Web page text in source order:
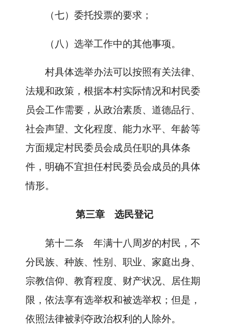
（七）委托投票的要求；
（八）选举工作中的其他事项。
村具体选举办法可以按照有关法律、
法规和政策，根据本村实际情况和村民委
员会工作需要，从政治素质、道德品行、
社会声望、文化程度、能力水平、年龄等
方面规定村民委员会成员任职的具体条
件，明确不宜担任村民委员会成员的具体
情形。
第三章 选民登记
第十二条 年满十八周岁的村民，不
分民族、种族、性别、职业、家庭出身、
宗教信仰、教育程度、财产状况、居住期
限，依法享有选举权和被选举权；但是，
依照法律被剥夺政治权利的人除外。